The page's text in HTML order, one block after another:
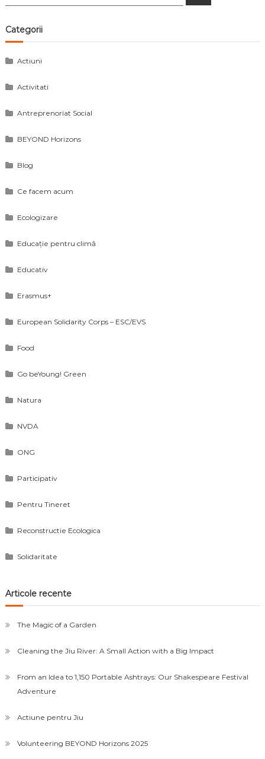
Categorii
Actiuni
Activitati
Antreprenoriat Social
BEYOND Horizons
Blog
Ce facem acum
Ecologizare
Educație pentru climă
Educativ
Erasmus+
European Solidarity Corps – ESC/EVS
Food
Go beYoung! Green
Natura
NVDA
ONG
Participativ
Pentru Tineret
Reconstructie Ecologica
Solidaritate
Articole recente
The Magic of a Garden
Cleaning the Jiu River: A Small Action with a Big Impact
From an Idea to 1,150 Portable Ashtrays: Our Shakespeare Festival
Adventure
Actiune pentru Jiu
Volunteering BEYOND Horizons 2025